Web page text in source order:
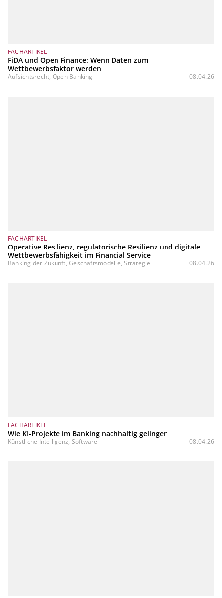
FACHARTIKEL
FiDA und Open Finance: Wenn Daten zum
Wettbewerbsfaktor werden
Aufsichtsrecht, Open Banking 08.04.26
FACHARTIKEL
Operative Resilienz, regulatorische Resilienz und digitale
Wettbewerbsfähigkeit im Financial Service
Banking der Zukunft, Geschäftsmodelle, Strategie 08.04.26
FACHARTIKEL
Wie KI-Projekte im Banking nachhaltig gelingen
Künstliche Intelligenz, Software 08.04.26